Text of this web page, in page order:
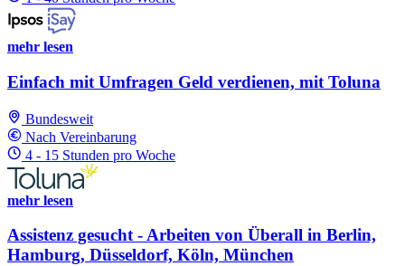
mehr lesen
Einfach mit Umfragen Geld verdienen, mit Toluna
Bundesweit
Nach Vereinbarung
4 - 15 Stunden pro Woche
mehr lesen
Assistenz gesucht - Arbeiten von Überall in Berlin,
Hamburg, Düsseldorf, Köln, München